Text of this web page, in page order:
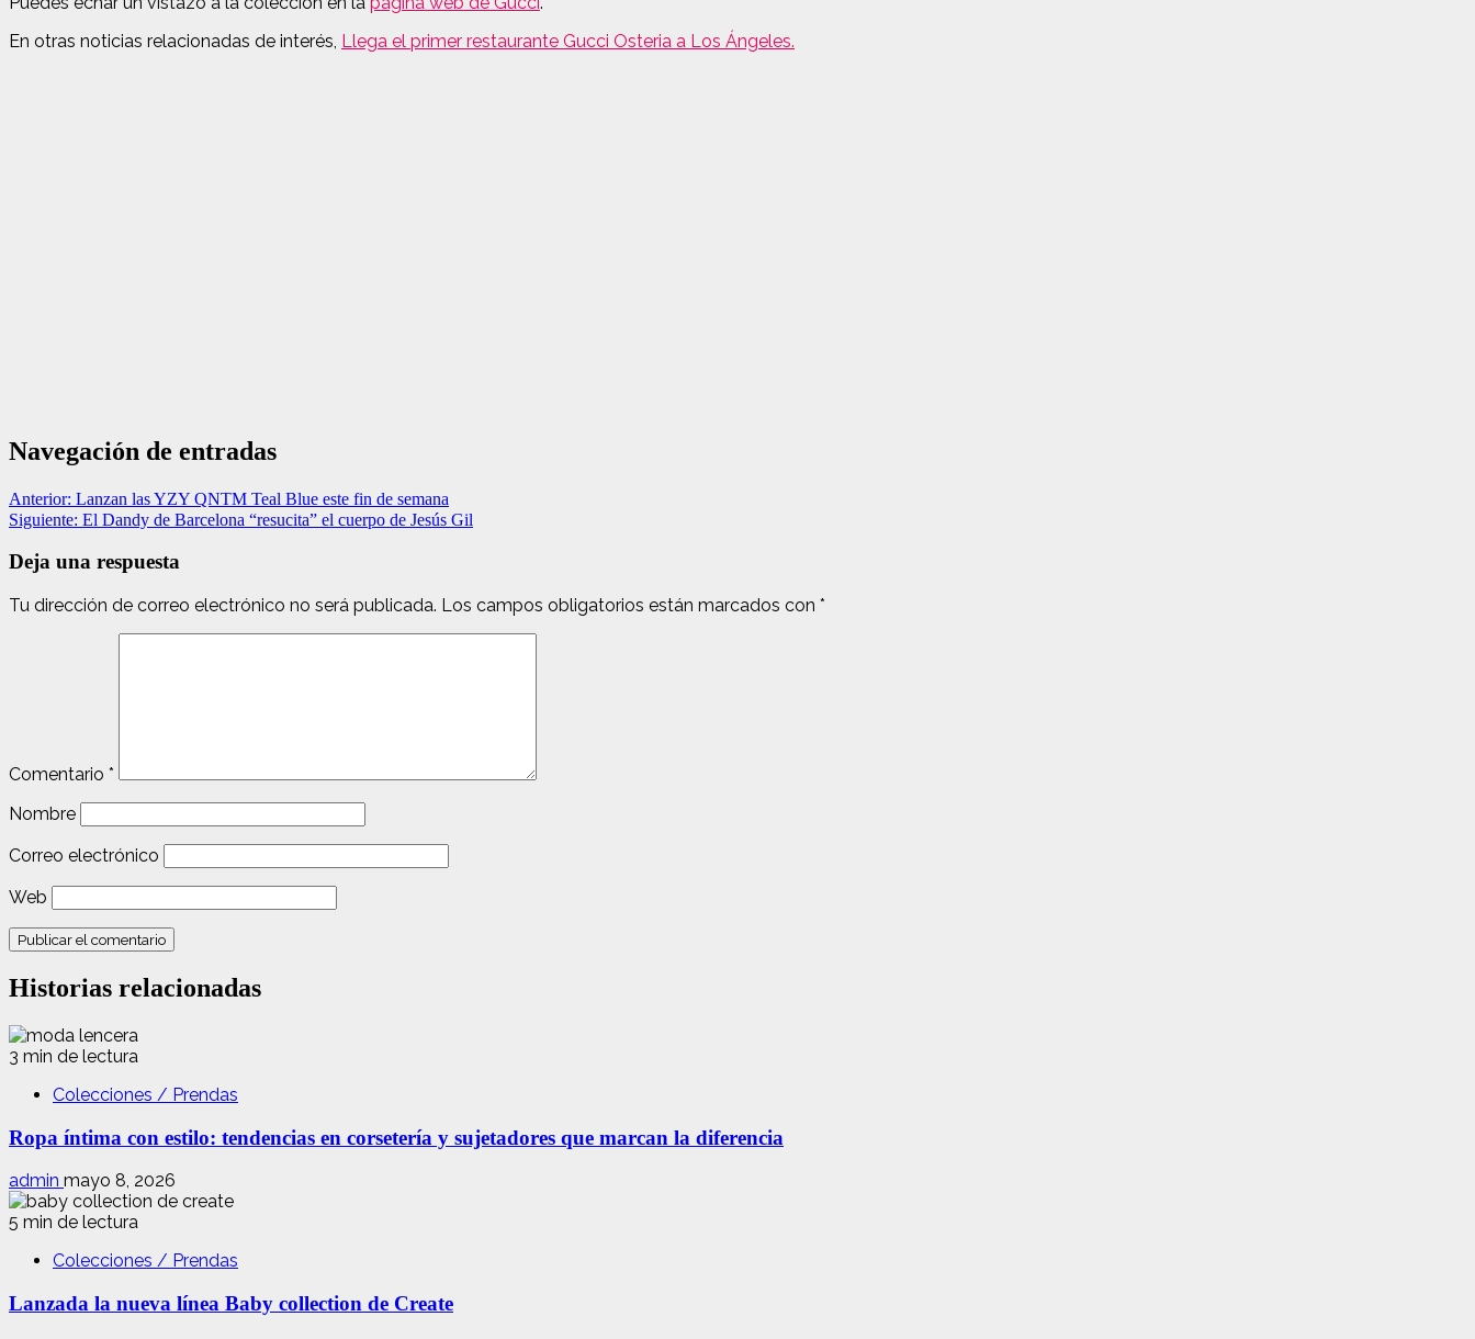
En otras noticias relacionadas de interés, Llega el primer restaurante Gucci Osteria a Los Ángeles.
Navegación de entradas
Anterior: Lanzan las YZY QNTM Teal Blue este fin de semana
Siguiente: El Dandy de Barcelona “resucita” el cuerpo de Jesús Gil
Deja una respuesta
Tu dirección de correo electrónico no será publicada. Los campos obligatorios están marcados con *
Comentario *
Nombre
Correo electrónico
Web
Historias relacionadas
3 min de lectura
Colecciones / Prendas
Ropa íntima con estilo: tendencias en corsetería y sujetadores que marcan la diferencia
admin mayo 8, 2026
5 min de lectura
Colecciones / Prendas
Lanzada la nueva línea Baby collection de Create